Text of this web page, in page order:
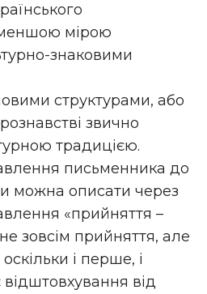
мірою
знаковими
структурами, або
звично
традицією.
письменника до
можна описати через
«прийняття –
зовсім прийняття, але
і перше, і
від